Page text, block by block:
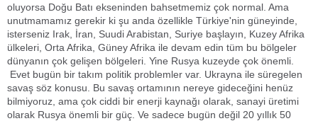
oluyorsa Doğu Batı ekseninden bahsetmemiz çok normal. Ama
unutmamamız gerekir ki şu anda özellikle Türkiye'nin güneyinde,
isterseniz Irak, İran, Suudi Arabistan, Suriye başlayın, Kuzey Afrika
ülkeleri, Orta Afrika, Güney Afrika ile devam edin tüm bu bölgeler
dünyanın çok gelişen bölgeleri. Yine Rusya kuzeyde çok önemli.
Evet bugün bir takım politik problemler var. Ukrayna ile süregelen
savaş söz konusu. Bu savaş ortamının nereye gideceğini henüz
bilmiyoruz, ama çok ciddi bir enerji kaynağı olarak, sanayi üretimi
olarak Rusya önemli bir güç. Ve sadece bugün değil 20 yıllık 50